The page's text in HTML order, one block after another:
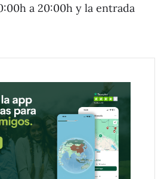
a 20:00h y la entrada